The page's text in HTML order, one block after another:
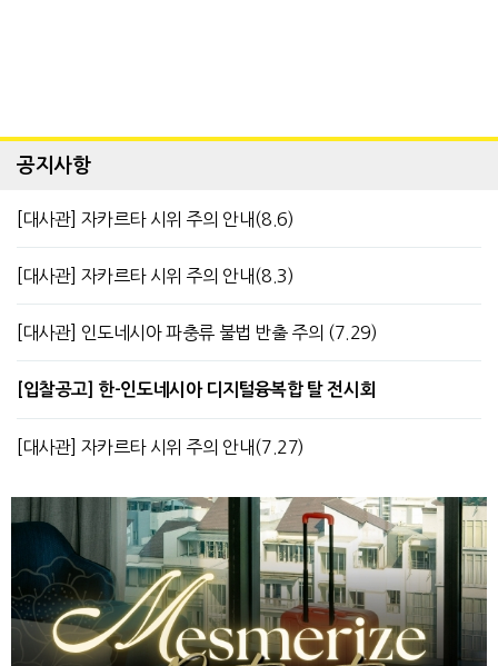
공지사항
[대사관] 자카르타 시위 주의 안내(8.6)
[대사관] 자카르타 시위 주의 안내(8.3)
[대사관] 인도네시아 파충류 불법 반출 주의 (7.29)
[입찰공고] 한-인도네시아 디지털융복합 탈 전시회
[대사관] 자카르타 시위 주의 안내(7.27)